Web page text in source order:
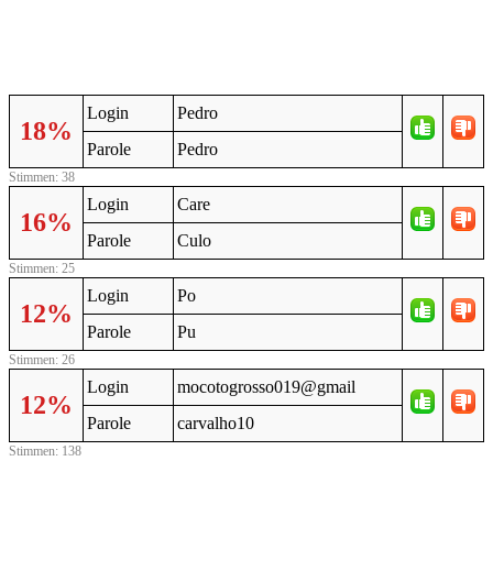
18%
Login
Pedro
Parole
Pedro
Stimmen: 38
16%
Login
Care
Parole
Culo
Stimmen: 25
12%
Login
Po
Parole
Pu
Stimmen: 26
12%
Login
mocotogrosso019@gmail
Parole
carvalho10
Stimmen: 138